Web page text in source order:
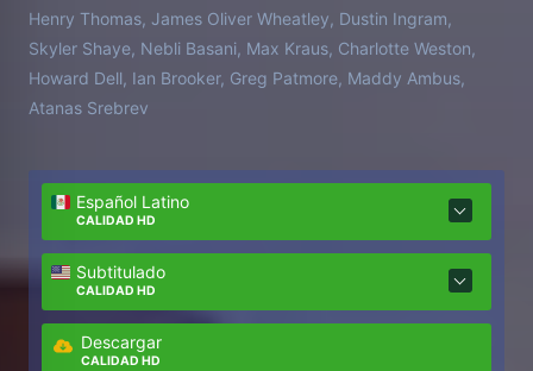
Henry Thomas, James Oliver Wheatley, Dustin Ingram,
Skyler Shaye, Nebli Basani, Max Kraus, Charlotte Weston,
Howard Dell, Ian Brooker, Greg Patmore, Maddy Ambus,
Atanas Srebrev
Español Latino
CALIDAD HD
Subtitulado
CALIDAD HD
Descargar
CALIDAD HD